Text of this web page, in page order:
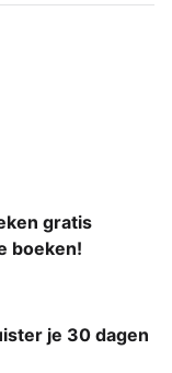
gratis
boeken!
je 30 dagen